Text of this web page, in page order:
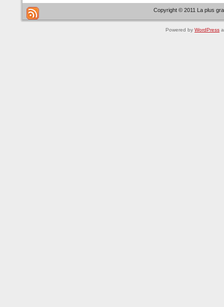
Copyright © 2011 La plus
Powered by WordPress